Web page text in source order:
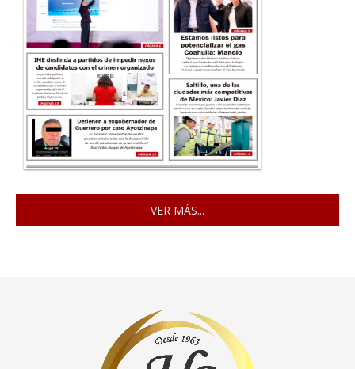
VER MÁS...